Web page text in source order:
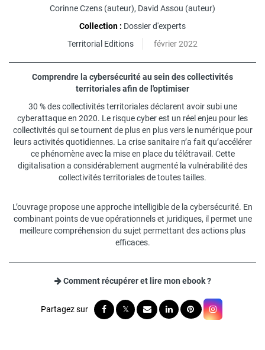
Corinne Czens (auteur), David Assou (auteur)
Collection : Dossier d'experts
Territorial Editions
février 2022
Comprendre la cybersécurité au sein des collectivités
territoriales afin de l'optimiser
30 % des collectivités territoriales déclarent avoir subi une
cyberattaque en 2020. Le risque cyber est un réel enjeu pour les
collectivités qui se tournent de plus en plus vers le numérique pour
leurs activités quotidiennes. La crise sanitaire n’a fait qu’accélérer
ce phénomène avec la mise en place du télétravail. Cette
digitalisation a considérablement augmenté la vulnérabilité des
collectivités territoriales de toutes tailles.
L’ouvrage propose une approche intelligible de la cybersécurité. En
combinant points de vue opérationnels et juridiques, il permet une
meilleure compréhension du sujet permettant des actions plus
efficaces.
Comment récupérer et lire mon ebook ?